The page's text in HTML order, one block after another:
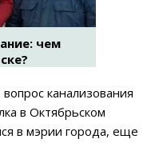
чем
канализования
в Октябрьском
в мэрии города, еще